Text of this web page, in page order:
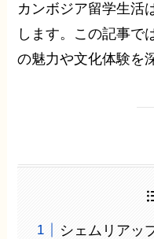
カンボジア留学生活
します。この記事で
の魅力や文化体験を
シェムリアッ